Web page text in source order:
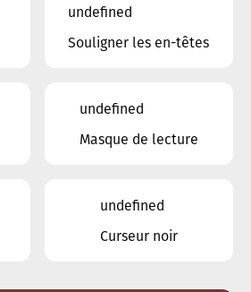
25
1 2
3
undefined
Souligner les en-têtes
undefined
Masque de lecture
undefined
Curseur noir